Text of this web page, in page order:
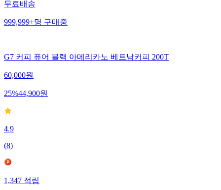
무료배송
999,999+명구매중
G7 커피 퓨어 블랙 아메리카노 베트남커피 200T
60,000원
25%44,900원
4.9
(8)
1,347적립